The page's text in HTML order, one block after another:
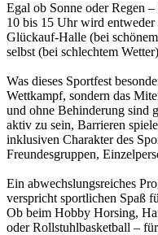
Egal ob Sonne oder Regen
10 bis 15 Uhr wird
Glückauf-Halle (bei
selbst (bei schlechtem
Was dieses Sportfest
Wettkampf, sondern das
und ohne Behinderung sind
aktiv zu sein, Barrieren
inklusiven Charakter des
Freundesgruppen,
Ein abwechslungsreiches
verspricht sportlichen Spaß
Ob beim Hobby Horsing,
oder Rollstuhlbasketball –